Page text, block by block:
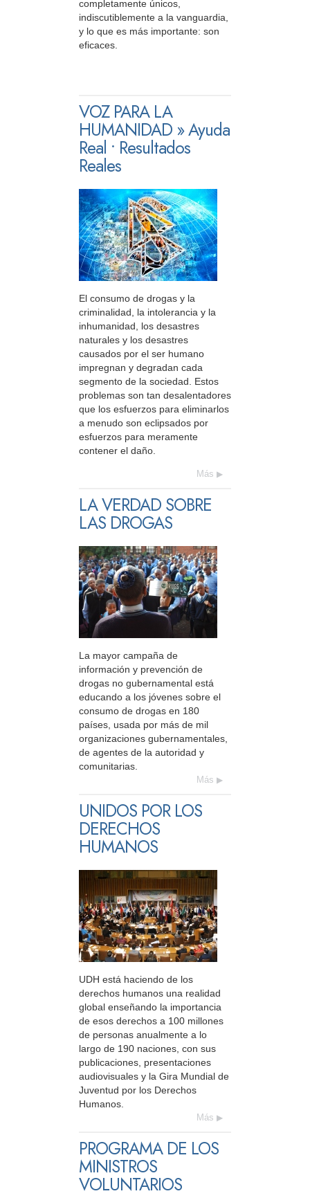
completamente únicos,
indiscutiblemente a la vanguardia,
y lo que es más importante: son
eficaces.
VOZ PARA LA
HUMANIDAD » Ayuda
Real • Resultados
Reales
El consumo de drogas y la
criminalidad, la intolerancia y la
inhumanidad, los desastres
naturales y los desastres
causados por el ser humano
impregnan y degradan cada
segmento de la sociedad. Estos
problemas son tan desalentadores
que los esfuerzos para eliminarlos
a menudo son eclipsados por
esfuerzos para meramente
contener el daño.
Más
LA VERDAD SOBRE
LAS DROGAS
La mayor campaña de
información y prevención de
drogas no gubernamental está
educando a los jóvenes sobre el
consumo de drogas en 180
países, usada por más de mil
organizaciones gubernamentales,
de agentes de la autoridad y
comunitarias.
Más
UNIDOS POR LOS
DERECHOS
HUMANOS
UDH está haciendo de los
derechos humanos una realidad
global enseñando la importancia
de esos derechos a 100 millones
de personas anualmente a lo
largo de 190 naciones, con sus
publicaciones, presentaciones
audiovisuales y la Gira Mundial de
Juventud por los Derechos
Humanos.
Más
PROGRAMA DE LOS
MINISTROS
VOLUNTARIOS